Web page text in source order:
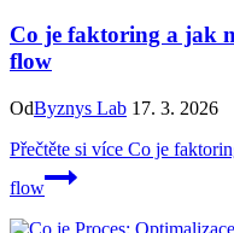
Co je faktoring a jak
flow
OdByznys Lab 17. 3. 2026
Přečtěte si více Co je
flow